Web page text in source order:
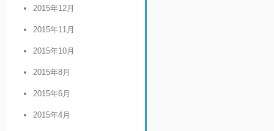
2015年12月
2015年11月
2015年10月
2015年8月
2015年6月
2015年4月